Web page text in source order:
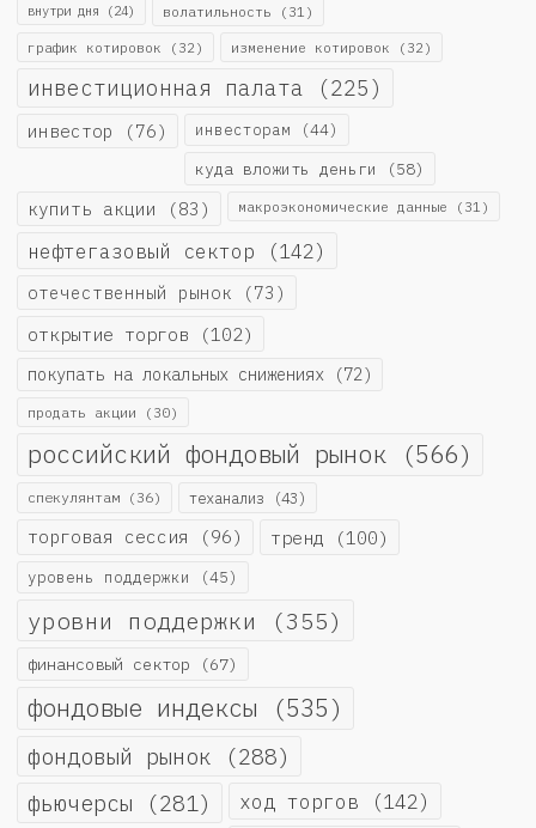
внутри дня (24) волатильность (31)
график котировок (32) изменение котировок (32)
инвестиционная палата (225)
инвестор (76) инвесторам (44)
куда вложить деньги (58)
купить акции (83) макроэкономические данные (31)
нефтегазовый сектор (142)
отечественный рынок (73)
открытие торгов (102)
покупать на локальных снижениях (72)
продать акции (30)
российский фондовый рынок (566)
спекулянтам (36) теханализ (43)
торговая сессия (96) тренд (100)
уровень поддержки (45)
уровни поддержки (355)
финансовый сектор (67)
фондовые индексы (535)
фондовый рынок (288)
фьючерсы (281) ход торгов (142)